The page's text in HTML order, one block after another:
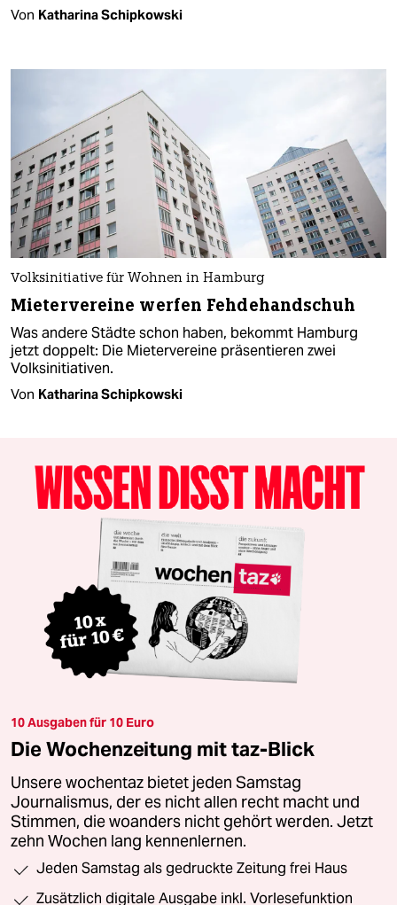
Von Katharina Schipkowski
Volksinitiative für Wohnen in Hamburg
Mietervereine werfen Fehdehandschuh
Was andere Städte schon haben, bekommt Hamburg
jetzt doppelt: Die Mietervereine präsentieren zwei
Volksinitiativen.
Von Katharina Schipkowski
10 Ausgaben für 10 Euro
Die Wochenzeitung mit taz-Blick
Unsere wochentaz bietet jeden Samstag
Journalismus, der es nicht allen recht macht und
Stimmen, die woanders nicht gehört werden. Jetzt
zehn Wochen lang kennenlernen.
Jeden Samstag als gedruckte Zeitung frei Haus
Zusätzlich digitale Ausgabe inkl. Vorlesefunktion